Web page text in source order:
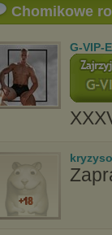
Chomikowe
G-VIP-